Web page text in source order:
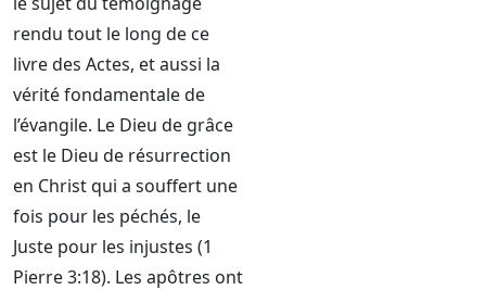
rendu tout le long de ce
livre des Actes, et aussi la
vérité fondamentale de
l’évangile. Le Dieu de grâce
est le Dieu de résurrection
en Christ qui a souffert une
fois pour les péchés, le
Juste pour les injustes (1
Pierre 3:18). Les apôtres ont